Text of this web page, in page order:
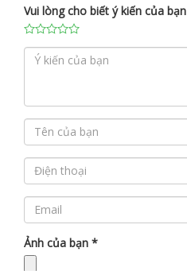
Vui lòng cho biết ý kiến của bạn
Ảnh của bạn *